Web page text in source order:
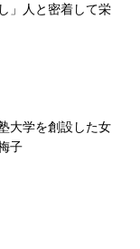
」人と密着して栄
大学を創設した女
子